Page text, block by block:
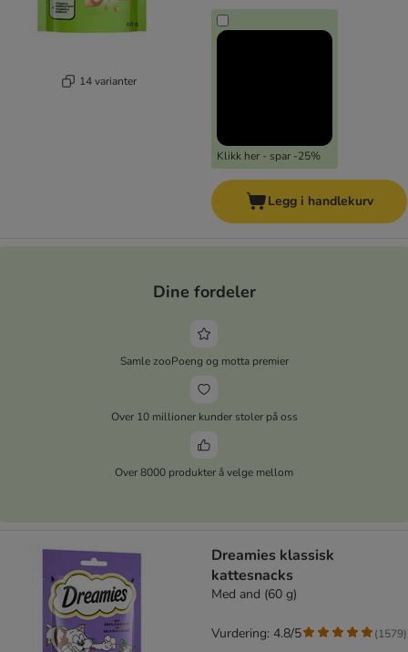
14 varianter
Klikk her - spar -25%
Legg i handlekurv
Dine fordeler
Samle zooPoeng og motta premier
Over 10 millioner kunder stoler på oss
Over 8000 produkter å velge mellom
Dreamies klassisk
kattesnacks
Med and (60 g)
Vurdering: 4.8/5 (1579)